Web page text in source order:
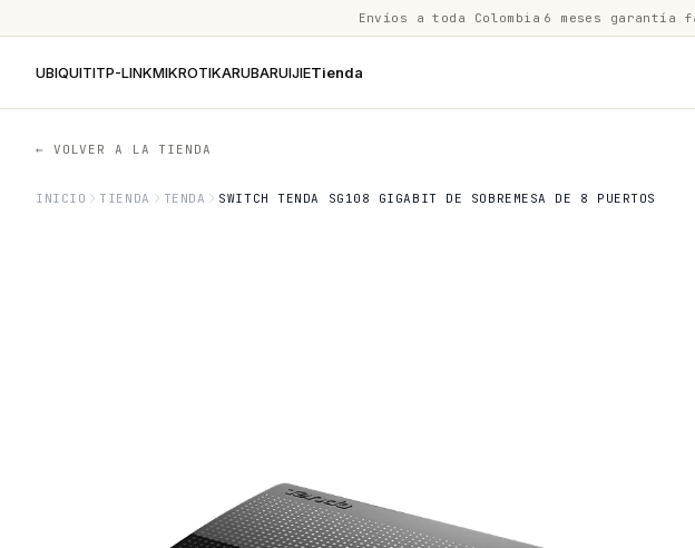
Envíos a toda Colombia 6 meses garantía
UBIQUITITP-LINKMIKROTIKARUBARUIJIETienda
← VOLVER A LA TIENDA
INICIO TIENDA TENDA SWITCH TENDA SG108 GIGABIT DE SOBREMESA DE 8 PUERTOS